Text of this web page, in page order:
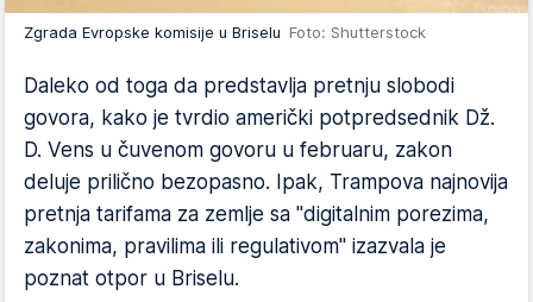
Zgrada Evropske komisije u Briselu Foto: Shutterstock
Daleko od toga da predstavlja pretnju slobodi
govora, kako je tvrdio američki potpredsednik Dž.
D. Vens u čuvenom govoru u februaru, zakon
deluje prilično bezopasno. Ipak, Trampova najnovija
pretnja tarifama za zemlje sa "digitalnim porezima,
zakonima, pravilima ili regulativom" izazvala je
poznat otpor u Briselu.